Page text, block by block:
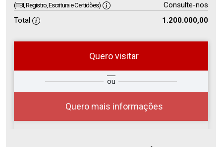
(ITBI, Registro, Escritura e Certidões)
Consulte-nos
Total
1.200.000,00
Quero visitar
ou
Quero mais informações
Qual o melhor dia e horário para
você?